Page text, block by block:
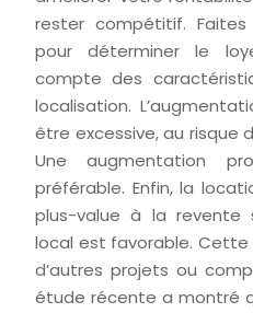
rester compétitif.
pour déterminer le
compte des
localisation.
être excessive, au risque
Une augmentation
préférable. Enfin, la
plus-value à la revente
local est favorable.
d’autres projets ou
étude récente a montré